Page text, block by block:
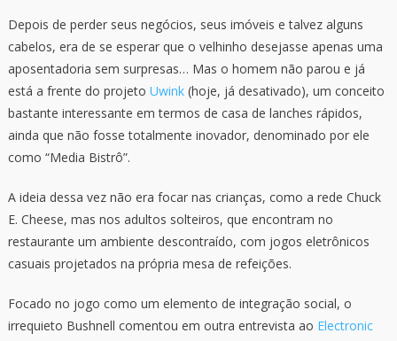
Depois de perder seus negócios, seus imóveis e talvez alguns
cabelos, era de se esperar que o velhinho desejasse apenas uma
aposentadoria sem surpresas… Mas o homem não parou e já
está a frente do projeto Uwink(hoje, já desativado), um conceito
bastante interessante em termos de casa de lanches rápidos,
ainda que não fosse totalmente inovador, denominado por ele
como “Media Bistrô”.
A ideia dessa vez não era focar nas crianças, como a rede Chuck
E. Cheese, mas nos adultos solteiros, que encontram no
restaurante um ambiente descontraído, com jogos eletrônicos
casuais projetados na própria mesa de refeições.
Focado no jogo como um elemento de integração social, o
irrequieto Bushnell comentou em outra entrevista ao Electronic